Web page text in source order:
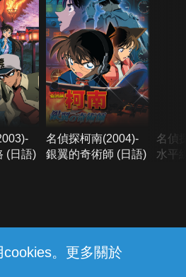
。更多關於
(日語)
名偵探柯南(2004)-
銀翼的奇術師 (日語)
名偵
水平